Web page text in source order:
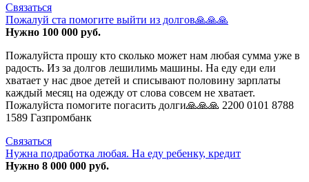
Связаться
Пожалуй ста помогите выйти из долгов🙏🙏🙏
Нужно 100 000 руб.
Пожалуйста прошу кто сколько может нам любая сумма уже в
радость. Из за долгов лешилимь машины. На еду еди ели
хватает у нас двое детей и списывают половину зарплаты
каждый месяц на одежду от слова совсем не хватает.
Пожалуйста помогите погасить долги🙏🙏🙏 2200 0101 8788
1589 Газпромбанк
Связаться
Нужна подработка любая. На еду ребенку, кредит
Нужно 8 000 000 руб.